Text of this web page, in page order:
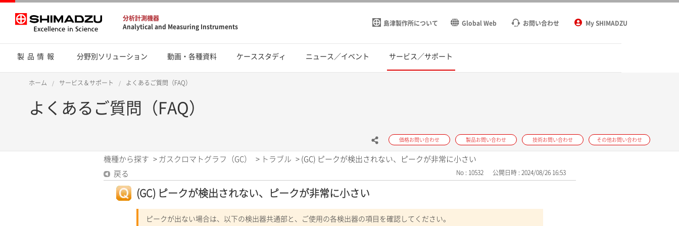
分析計測機器
Analytical and Measuring Instruments
島津製作所について Global Web お問い合わせ My SHIMADZU
製品情報 分野別ソリューション 動画・各種資料 ケーススタディ ニュース／イベント サービス／サポート
ホーム サービス＆サポート よくあるご質問（FAQ）
よくあるご質問（FAQ）
価格お問い合わせ 製品お問い合わせ 技術お問い合わせ その他お問い合わせ
機種から探す > ガスクロマトグラフ（GC） > トラブル > (GC) ピークが検出されない、ピークが非常に小さい
戻る
No : 10532 公開日時 : 2024/08/26 16:53
(GC) ピークが検出されない、ピークが非常に小さい
ピークが出ない場合は、以下の検出器共通部と、ご使用の各検出器の項目を確認してください。